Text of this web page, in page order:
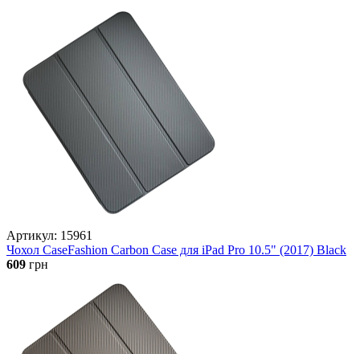
Артикул: 15961
Чохол CaseFashion Carbon Case для iPad Pro 10.5" (2017) Black
609 грн